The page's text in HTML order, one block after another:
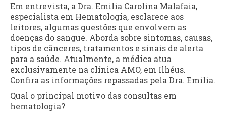
Em entrevista, a Dra. Emilia Carolina Malafaia,
especialista em Hematologia, esclarece aos
leitores, algumas questões que envolvem as
doenças do sangue. Aborda sobre sintomas, causas,
tipos de cânceres, tratamentos e sinais de alerta
para a saúde. Atualmente, a médica atua
exclusivamente na clínica AMO, em Ilhéus.
Confira as informações repassadas pela Dra. Emilia.
Qual o principal motivo das consultas em
hematologia?